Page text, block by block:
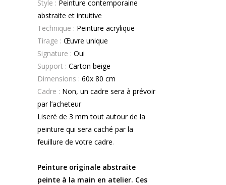
Style : Peinture contemporaine
abstraite et intuitive
Technique : Peinture acrylique
Tirage : Œuvre unique
Signature : Oui
Support : Carton beige
Dimensions : 60x 80 cm
Cadre : Non, un cadre sera à prévoir
par l’acheteur
Liseré de 3 mm tout autour de la
peinture qui sera caché par la
feuillure de votre cadre.
Peinture originale abstraite
peinte à la main en atelier. Ces